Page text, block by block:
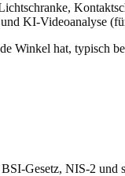
KI-Videoanalyse
Winkel hat, typisch
Gesetz, NIS-2 und